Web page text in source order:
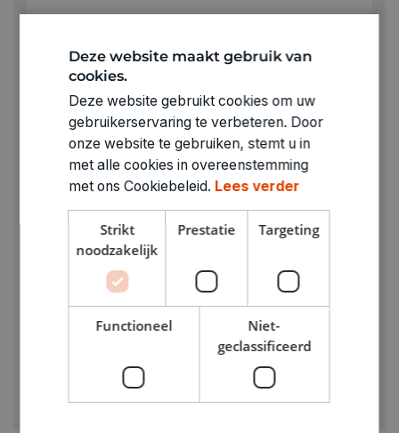
myboshi Samt XL 40m
€ 7,95
Deze website maakt gebruik van
cookies.
Deze website gebruikt cookies om uw
gebruikerservaring te verbeteren. Door
onze website te gebruiken, stemt u in
met alle cookies in overeenstemming
met ons Cookiebeleid. Lees verder
Strikt
noodzakelijk
Prestatie Targeting
Functioneel
Niet-
geclassificeerd